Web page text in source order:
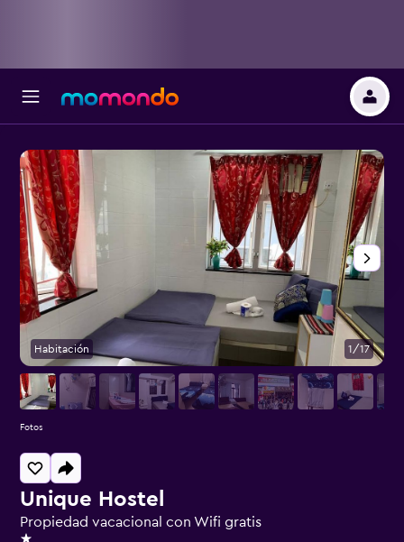
Unique Hostel
Propiedad vacacional con Wifi gratis
Habitación 1/17
Fotos